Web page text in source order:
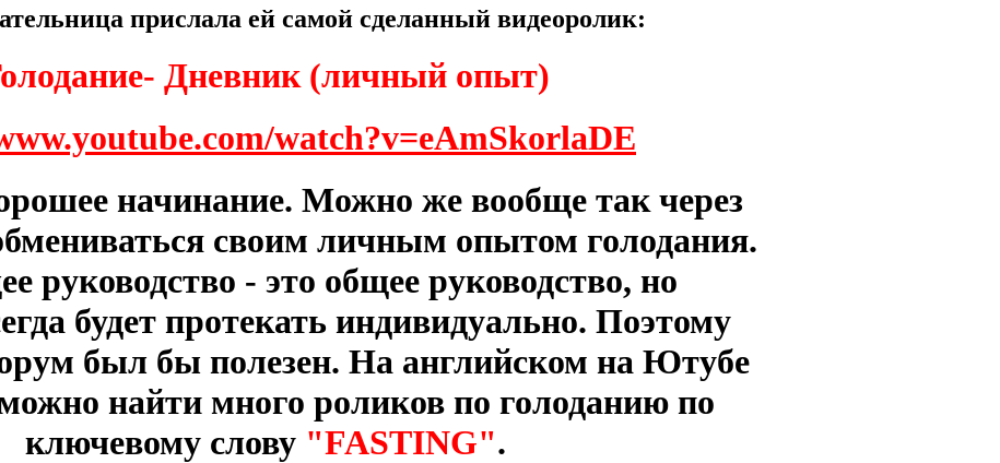
прислала ей самой сделанный видеоролик:
Дневник (личный опыт)
watch?v=eAmSkorlaDE
начинание. Можно же вообще так через
своим личным опытом голодания.
руководство - это общее руководство, но
будет протекать индивидуально. Поэтому
был бы полезен. На английском на Ютубе
найти много роликов по голоданию по
ключевому слову "FASTING".